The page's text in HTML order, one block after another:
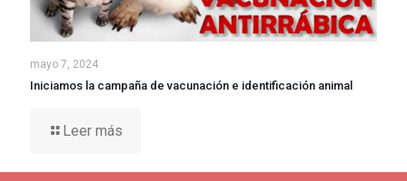
mayo 7, 2024
Iniciamos la campaña de vacunación e identificación animal
Leer más